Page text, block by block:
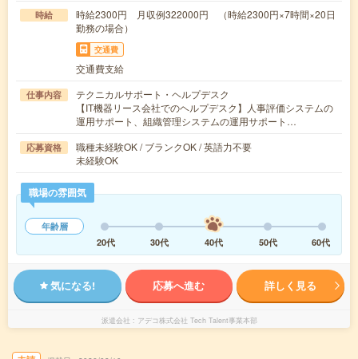
時給
時給2300円 月収例322000円 （時給2300円×7時間×20日
勤務の場合）
交通費
交通費支給
仕事内容
テクニカルサポート・ヘルプデスク
【IT機器リース会社でのヘルプデスク】人事評価システムの
運用サポート、組織管理システムの運用サポート…
応募資格
職種未経験OK / ブランクOK / 英語力不要
未経験OK
職場の雰囲気
年齢層
20代
30代 40代 50代 60代
気になる! 応募へ進む 詳しく見る
派遣会社 アデコ株式会社 Tech Talent事業本部